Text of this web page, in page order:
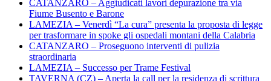
CATANZARO – Aggiudicati lavori depurazione tra via
Fiume Busento e Barone
LAMEZIA – Venerdì “La cura” presenta la proposta di legge
per trasformare in spoke gli ospedali montani della Calabria
CATANZARO – Proseguono interventi di pulizia
straordinaria
LAMEZIA – Successo per Trame Festival
TAVERNA (CZ) – Aperta la call per la residenza di scrittura